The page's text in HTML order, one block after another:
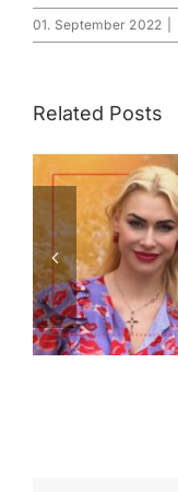
01. September 2022
Related Posts